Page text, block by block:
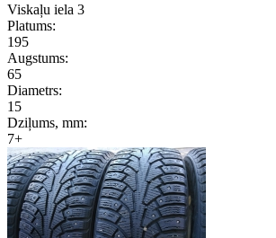
Viskaļu iela 3
Platums:
195
Augstums:
65
Diametrs:
15
Dziļums, mm:
7+